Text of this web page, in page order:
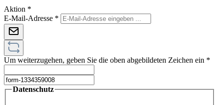
Aktion *
E-Mail-Adresse *
Um weiterzugehen, geben Sie die oben abgebildeten Zeichen ein *
Datenschutz